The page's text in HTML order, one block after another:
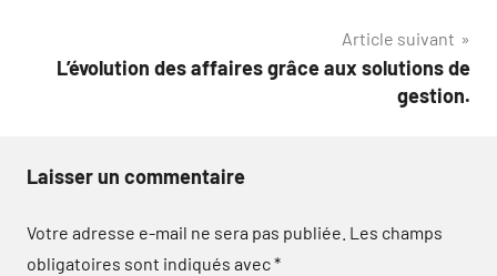
Article suivant
L’évolution des affaires grâce aux solutions de
gestion.
Laisser un commentaire
Votre adresse e-mail ne sera pas publiée. Les champs
obligatoires sont indiqués avec*